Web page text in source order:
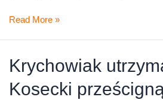
Przestępcy
majówki
Read More »
Krychowiak
Kosecki